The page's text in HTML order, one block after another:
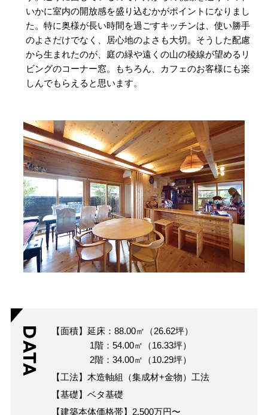
いかに室内の開放感を盛り込むかがポイントになりまし
た。特に奥様が長い時間を過ごすキッチンは、使い勝手
のよさだけでなく、居心地のよさも大切。そうした配慮
から生まれたのが、庭の緑や遠くの山の稜線が望めるリ
ビングのコーナー窓。もちろん、カフェのお客様にも楽
しんでもらえると思います。
DATA
【面積】延床：88.00㎡（26.62坪）
1階：54.00㎡（16.33坪）
2階：34.00㎡（10.29坪）
【工法】木造軸組（集成材+金物）工法
【基礎】ベタ基礎
【建築本体価格帯】2,500万円〜